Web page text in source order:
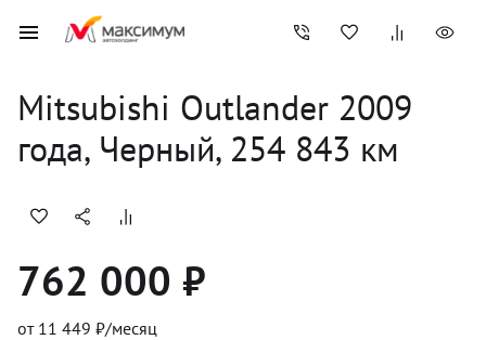
Mitsubishi Outlander 2009
года, Черный, 254 843 км
762 000 ₽
от 11 449 ₽/месяц